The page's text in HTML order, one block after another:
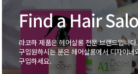
Find a Hair
라코하 제품은 헤어살롱 전문 브랜드입니다.
구입원하시는 분은 헤어살롱에서 디자이너
구입하세요.